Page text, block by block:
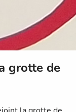
grotte de